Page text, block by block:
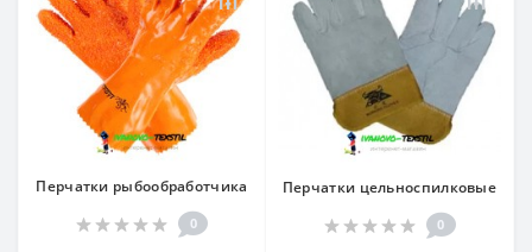
Перчатки рыбообработчика
0
Перчатки цельноспилковые
0